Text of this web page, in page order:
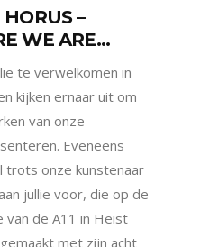
–
WE ARE…
te verwelkomen in
kijken ernaar uit om
van onze
Eveneens
trots onze kunstenaar
jullie voor, die op de
de A11 in Heist
met zijn acht